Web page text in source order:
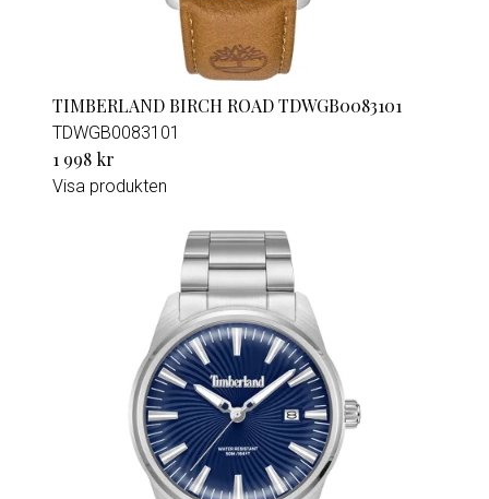
TIMBERLAND BIRCH ROAD TDWGB0083101
TDWGB0083101
1 998 kr
Visa produkten